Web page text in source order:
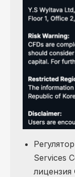
Регулятор
Services
лицензия